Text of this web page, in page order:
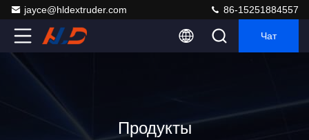
jayce@hldextruder.com 86-15251884557
Чат
Продукты